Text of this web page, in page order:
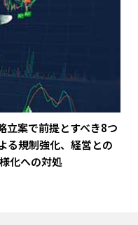
立案で前提とすべき8つ
規制強化、経営との
化への対処